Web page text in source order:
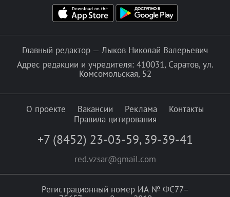
Главный редактор — Лыков Николай Валерьевич
Адрес редакции и учредителя: 410031, Саратов, ул.
Комсомольская, 52
О проекте Вакансии Реклама
Контакты
Правила цитирования
+7 (8452) 23-03-59, 39-39-41
red.vzsar@gmail.com
Регистрационный номер ИА № ФС77–